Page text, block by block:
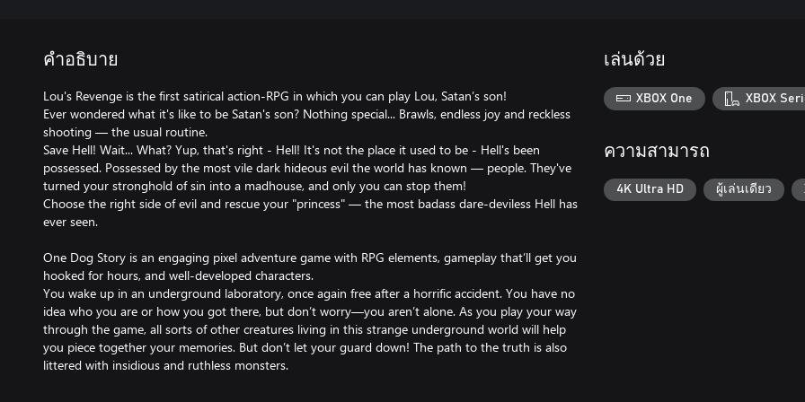
คำอธิบาย
Lou's Revenge is the first satirical action-RPG in which you can play Lou, Satan’s son!
Ever wondered what it's like to be Satan's son? Nothing special... Brawls, endless joy and reckless
shooting — the usual routine.
Save Hell! Wait... What? Yup, that's right - Hell! It's not the place it used to be - Hell's been
possessed. Possessed by the most vile dark hideous evil the world has known — people. They've
turned your stronghold of sin into a madhouse, and only you can stop them!
Choose the right side of evil and rescue your "princess" — the most badass dare-deviless Hell has
ever seen.
One Dog Story is an engaging pixel adventure game with RPG elements, gameplay that’ll get you
hooked for hours, and well-developed characters.
You wake up in an underground laboratory, once again free after a horrific accident. You have no
idea who you are or how you got there, but don’t worry—you aren’t alone. As you play your way
through the game, all sorts of other creatures living in this strange underground world will help
you piece together your memories. But don’t let your guard down! The path to the truth is also
littered with insidious and ruthless monsters.
เล่นด้วย
XBOX One XBOX
ความสามารถ
4K Ultra HD ผู้เล่นเดียว